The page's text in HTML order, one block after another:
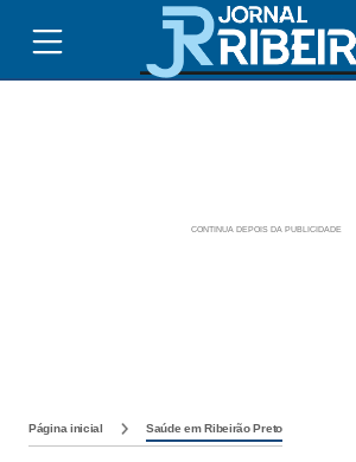
Página inicial Saúde em Ribeirão Preto